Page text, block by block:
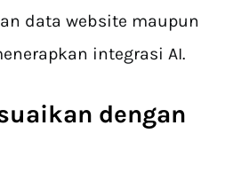
data website maupun
integrasi AI.
dengan